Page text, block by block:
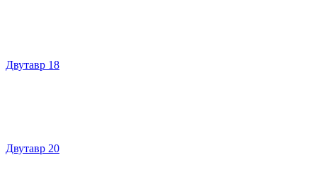
Двутавр 18
Двутавр 20